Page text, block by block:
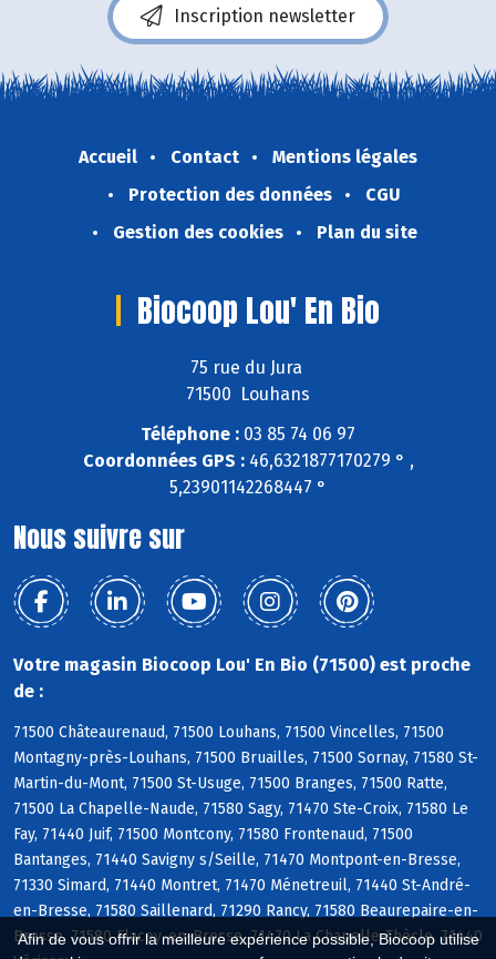
Afin de vous offrir la meilleure expérience possible, Biocoop utilise
Inscription newsletter
Accueil Contact
Mentions légales
Protection des données
CGU
Gestion des cookies
Plan du site
Biocoop Lou' En Bio
75 rue du Jura
71500 Louhans
Téléphone : 03 85 74 06 97
Coordonnées GPS :46,6321877170279 ° ,
5,23901142268447 °
Nous suivre sur
Votre magasin Biocoop Lou' En Bio (71500) est proche
de :
71500 Châteaurenaud, 71500 Louhans, 71500 Vincelles, 71500
Montagny-près-Louhans, 71500 Bruailles, 71500 Sornay, 71580 St-
Martin-du-Mont, 71500 St-Usuge, 71500 Branges, 71500 Ratte,
71500 La Chapelle-Naude, 71580 Sagy, 71470 Ste-Croix, 71580 Le
Fay, 71440 Juif, 71500 Montcony, 71580 Frontenaud, 71500
Bantanges, 71440 Savigny s/Seille, 71470 Montpont-en-Bresse,
71330 Simard, 71440 Montret, 71470 Ménetreuil, 71440 St-André-
en-Bresse, 71580 Saillenard, 71290 Rancy, 71580 Beaurepaire-en-
Bresse, 71580 Flacey-en-Bresse, 71470 La Chapelle-Thècle, 71440